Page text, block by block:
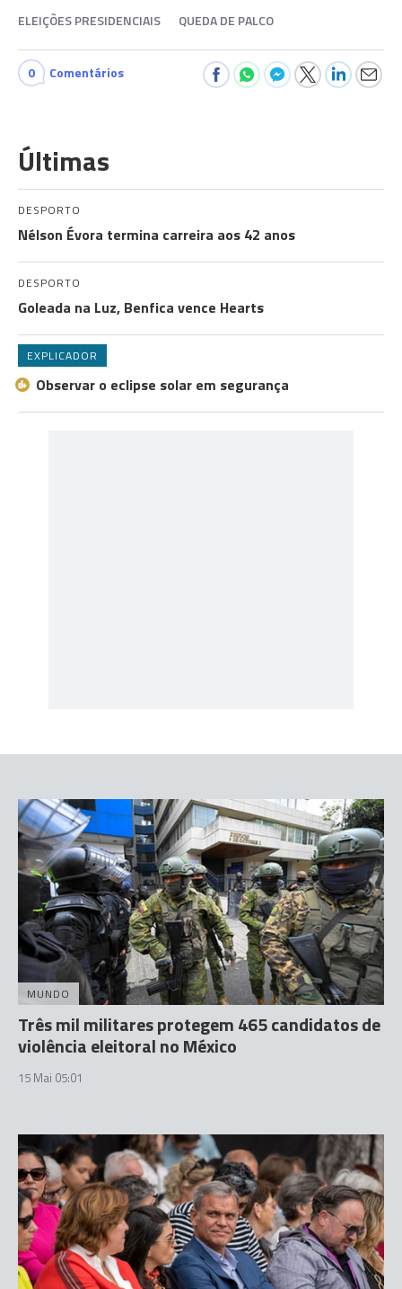
ELEIÇÕES PRESIDENCIAIS
QUEDA DE PALCO
0 Comentários
Últimas
DESPORTO
Nélson Évora termina carreira aos 42 anos
DESPORTO
Goleada na Luz, Benfica vence Hearts
EXPLICADOR
Observar o eclipse solar em segurança
MUNDO
Três mil militares protegem 465 candidatos de
violência eleitoral no México
15 Mai 05:01